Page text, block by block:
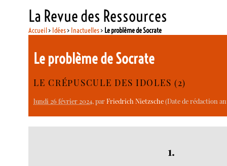
La Revue des Ressources
Accueil> Idées> Inactuelles> Le problème de Socrate
Le problème de Socrate
LE CRÉPUSCULE DES IDOLES (2)
lundi 26 février 2024, parFriedrich Nietzsche(Date de rédaction
1.